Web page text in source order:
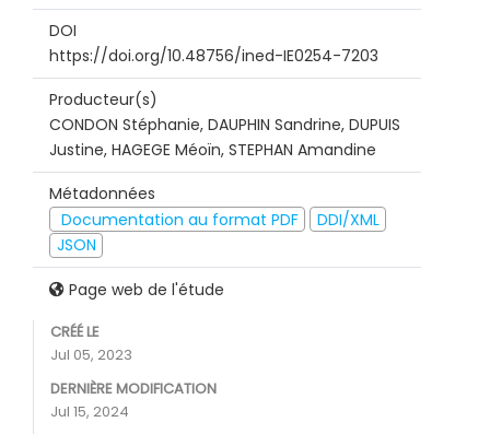
DOI
https://doi.org/10.48756/ined-IE0254-7203
Producteur(s)
CONDON Stéphanie, DAUPHIN Sandrine, DUPUIS
Justine, HAGEGE Méoïn, STEPHAN Amandine
Métadonnées
Documentation au format PDF
DDI/XML
JSON
Page web de l'étude
CRÉÉ LE
Jul 05, 2023
DERNIÈRE MODIFICATION
Jul 15, 2024